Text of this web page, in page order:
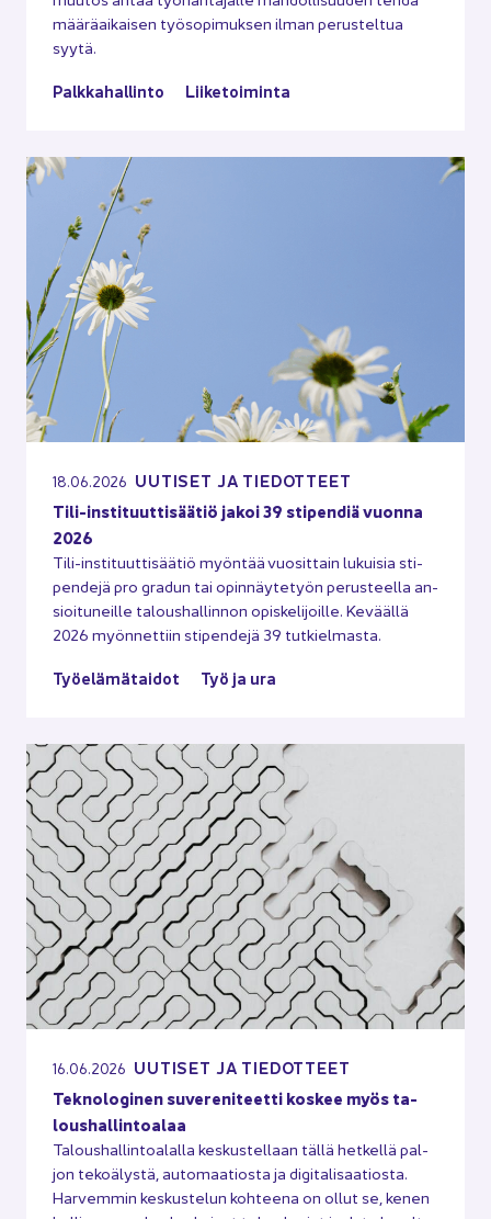
mää­rä­ai­kai­sen työ­so­pi­muk­sen ilman pe­rus­tel­tua
syytä.
Palk­ka­hal­lin­to Lii­ke­toi­min­ta
18.06.2026 UU­TI­SET JA TIE­DOT­TEET
Tili-​instituuttisäätiö jakoi 39 sti­pen­diä vuon­na
2026
Tili-​instituuttisäätiö myön­tää vuo­sit­tain lu­kui­sia sti­
pen­de­jä pro gra­dun tai opin­näy­te­työn pe­rus­teel­la an­
sioi­tu­neil­le ta­lous­hal­lin­non opis­ke­li­joil­le. Ke­vääl­lä
2026 myön­net­tiin sti­pen­de­jä 39 tut­kiel­mas­ta.
Työ­elä­mä­tai­dot Työ ja ura
16.06.2026 UU­TI­SET JA TIE­DOT­TEET
Tek­no­lo­gi­nen su­ve­re­ni­teet­ti kos­kee myös ta­
lous­hal­lin­toa­laa
Ta­lous­hal­lin­toa­lal­la kes­kus­tel­laan tällä het­kel­lä pal­
jon te­ko­ä­lys­tä, au­to­maa­tios­ta ja di­gi­ta­li­saa­tios­ta.
Har­vem­min kes­kus­te­lun koh­tee­na on ollut se, kenen